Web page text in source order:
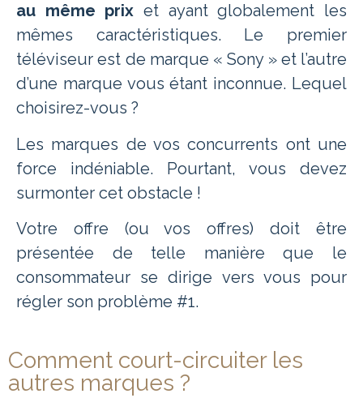
au même prix et ayant globalement les
mêmes caractéristiques. Le premier
téléviseur est de marque « Sony » et l’autre
d’une marque vous étant inconnue. Lequel
choisirez-vous ?
Les marques de vos concurrents ont une
force indéniable. Pourtant, vous devez
surmonter cet obstacle !
Votre offre (ou vos offres) doit être
présentée de telle manière que le
consommateur se dirige vers vous pour
régler son problème #1.
Comment court-circuiter les
autres marques ?